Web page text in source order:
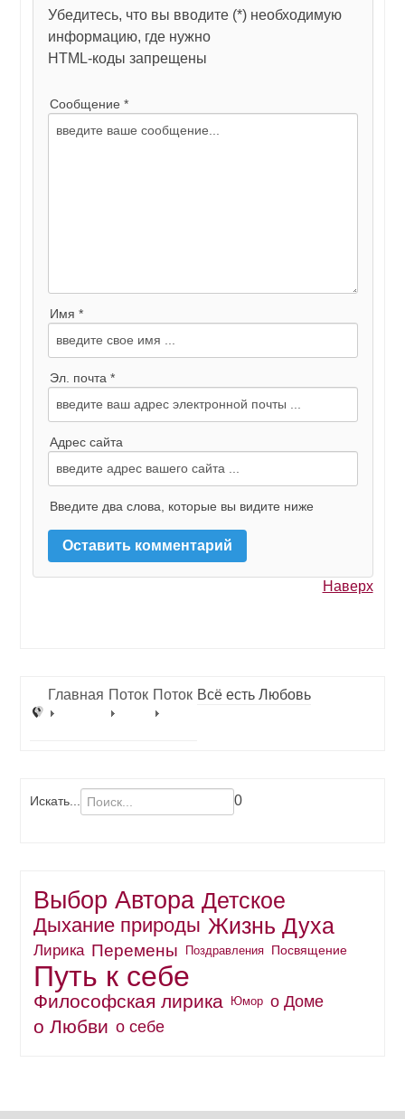
Убедитесь, что вы вводите (*) необходимую
информацию, где нужно
HTML-коды запрещены
Сообщение *
Имя *
Эл. почта *
Адрес сайта
Введите два слова, которые вы видите ниже
Наверх
Главная Поток Поток Всё есть Любовь
Искать... 0
Выбор Автора Детское
Дыхание природы Жизнь Духа
Лирика Перемены Поздравления Посвящение
Путь к себе
Философская лирика Юмор о Доме
о Любви о себе